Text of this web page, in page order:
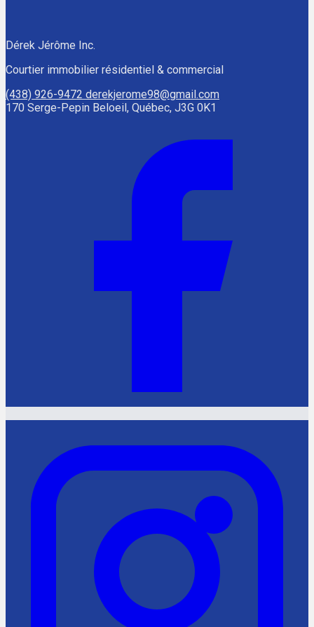
Dérek Jérôme Inc.
Courtier immobilier résidentiel & commercial
(438) 926-9472 derekjerome98@gmail.com
170 Serge-Pepin Beloeil, Québec, J3G 0K1